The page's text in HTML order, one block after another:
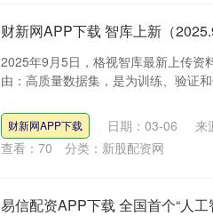
财新网APP下载 智库上新（
2025年9月5日，格视智库最新上传资
由：高质量数据集，是为训练、验证
财新网APP下载 日期：03-06
来
查看： 70 分类： 新股配资网
易信配资APP下载 全国首个“人工